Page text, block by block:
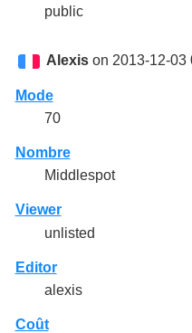
public
Alexison 2013-12-03
Mode
70
Nombre
Middlespot
Viewer
unlisted
Editor
alexis
Coût